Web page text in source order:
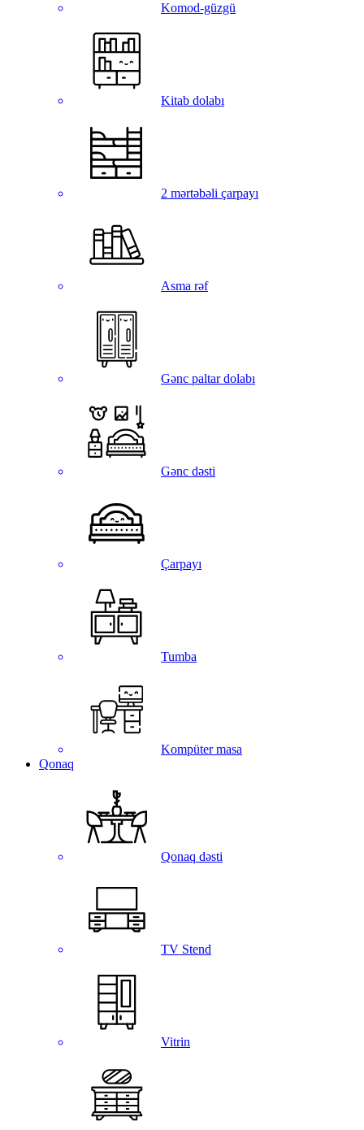
Komod-güzgü
Kitab dolabı
2 mərtəbəli çarpayı
Asma rəf
Gənc paltar dolabı
Gənc dəsti
Çarpayı
Tumba
Kompüter masa
Qonaq
Qonaq dəsti
TV Stend
Vitrin